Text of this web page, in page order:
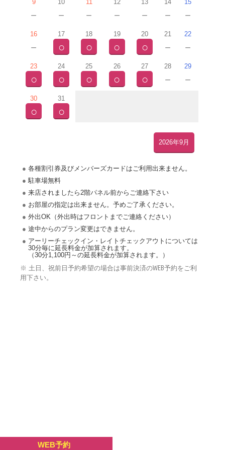
9
－
10
－
11
－
12
－
13
－
14
－
15
－
16
－
17
○
18
○
19
○
20
○
21
－
22
－
23
○
24
○
25
○
26
○
27
○
28
－
29
－
30
○
31
○
2026年9月
各種割引券及びメンバーズカードはご利用出来ません。
駐車場無料
来店されましたら2階パネル前からご連絡下さい
お部屋の指定は出来ません。予めご了承ください。
外出OK （外出時はフロントまでご連絡ください）
途中からのプラン変更はできません。
アーリーチェックイン・レイトチェックアウトについては
30分毎に延長料金が加算されます。
（30分1,100円～の延長料金が加算されます。）
※ 土日、祝前日予約希望の場合は事前決済のWEB予約をご利
用下さい。
WEB予約